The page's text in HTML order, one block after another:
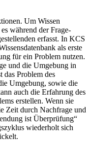
Um Wissen
während der Frage-
erfasst. In KCS
als erste
für ein Problem nutzen.
und die Umgebung in
das Problem des
Umgebung, sowie die
auch die Erfahrung des
erstellen. Wenn sie
Zeit durch Nachfrage und
ist Überprüfung“
wiederholt sich